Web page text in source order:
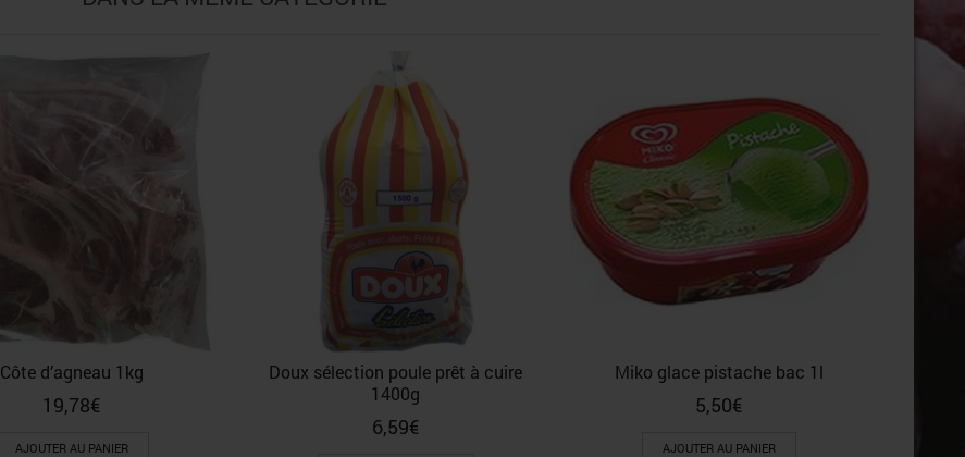
Côte d’agneau 1kg
19,78€
AJOUTER AU PANIER
Doux sélection poule prêt à cuire
1400g
6,59€
Miko glace pistache bac 1l
5,50€
AJOUTER AU PANIER